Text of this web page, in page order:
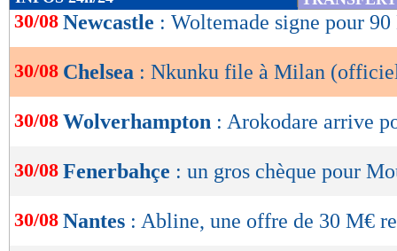
de
OK
30/08 Newcastle : Woltemade signe pour
30/08 Chelsea : Nkunku file à Milan
30/08 Wolverhampton : Arokodare arrive
30/08 Fenerbahçe : un gros chèque pour
30/08 Nantes : Abline, une offre de 30 M€